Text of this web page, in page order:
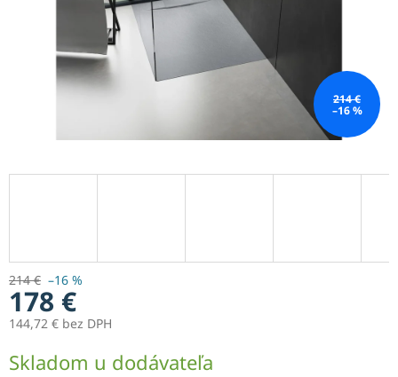
214 €
–16 %
214 € –16 %
178 €
144,72 € bez DPH
cena:
Skladom u dodávateľa